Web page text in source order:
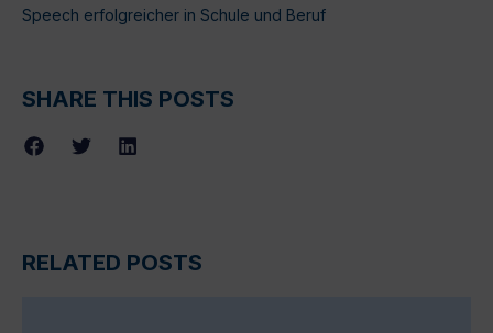
Speech erfolgreicher in Schule und Beruf
SHARE THIS POSTS
RELATED POSTS